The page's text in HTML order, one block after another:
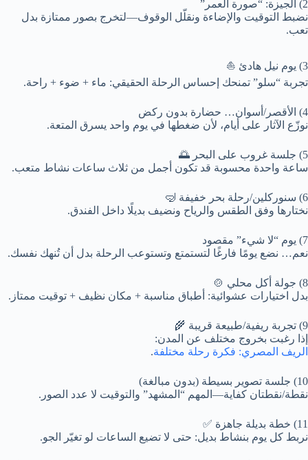
2) الجيزة: “صورة العمر”
نضبط التوقيت والإضاءة ونقلّل الوقوف—لتخرج بصور ممتازة بدل
تعب.
3) يوم نيل هادئ ⛵
تجربة “سلو” تمنحك إحساس الرحلة الحقيقي: ماء + ضوء + راحة.
4) الأقصر/أسوان… حضارة بدون ركض
نوزّع الآثار على أيام، لأن ضغطها في يوم واحد يسرق المتعة.
5) جلسة غروب على البحر 🌅
ساعة واحدة محسوبة قد تكون أجمل من ثلاث ساعات نشاط متعب.
6) سنوركلين/رحلة بحر خفيفة 🤿
نختارها وفق الطقس والرياح ونضيف بديلًا داخل الفندق.
7) يوم “لا شيء” مقصود
نعم… نضع يومًا فارغًا لتستمتع وتستوعب الرحلة بدل أن تُنهك نفسك.
8) جولة أكل محلي 🍲
بدل اختيارات عشوائية: أطباق مناسبة + مكان نظيف + توقيت ممتاز.
9) تجربة ريفية/طبيعة قريبة 🌾
إذا رغبت بخروج مختلف عن المدن:
الريف المصري: فكرة رحلة مختلفة.
10) جلسة تصوير بسيطة (بدون مبالغة)
نقطة/نقطتان كفاية—المهم “المشهد” والتوقيت لا عدد الصور.
11) خطة بديلة جاهزة ✅
نربط كل يوم بنشاط بديل: حتى لا تضيع الساعات لو تغيّر الجو.